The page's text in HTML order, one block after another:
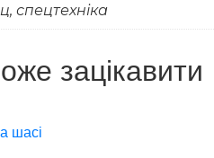
спецтехніка
зацікавити
шасі